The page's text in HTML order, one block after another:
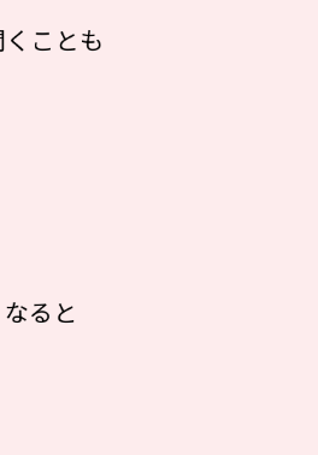
ことも
ると